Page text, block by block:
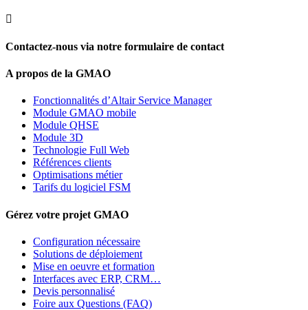

Contactez-nous via notre formulaire de contact
A propos de la GMAO
Fonctionnalités d’Altair Service Manager
Module GMAO mobile
Module QHSE
Module 3D
Technologie Full Web
Références clients
Optimisations métier
Tarifs du logiciel FSM
Gérez votre projet GMAO
Configuration nécessaire
Solutions de déploiement
Mise en oeuvre et formation
Interfaces avec ERP, CRM…
Devis personnalisé
Foire aux Questions (FAQ)